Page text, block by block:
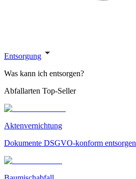
Entsorgung
Was kann ich entsorgen?
Abfallarten Top-Seller
Aktenvernichtung
Dokumente DSGVO-konform entsorgen